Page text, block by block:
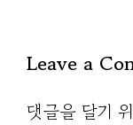
Leave a
댓글을 달기